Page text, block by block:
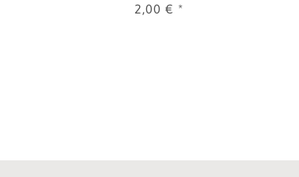
2,00 € *